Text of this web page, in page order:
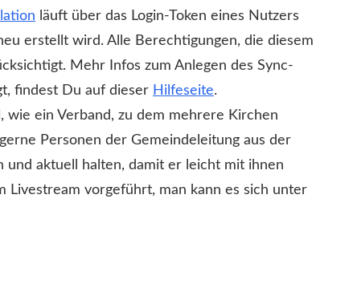
läuft über das Login-Token eines Nutzers
erstellt wird. Alle Berechtigungen, die diesem
Mehr Infos zum Anlegen des Sync-
findest Du auf dieser Hilfeseite.
wie ein Verband, zu dem mehrere Kirchen
Personen der Gemeindeleitung aus der
und aktuell halten, damit er leicht mit ihnen
Livestream vorgeführt, man kann es sich unter